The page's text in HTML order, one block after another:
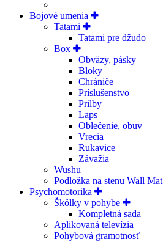
Bojové umenia
Tatami
Tatami pre džudo
Box
Obväzy, pásky
Bloky
Chrániče
Príslušenstvo
Prilby
Laps
Oblečenie, obuv
Vrecia
Rukavice
Závažia
Wushu
Podložka na stenu Wall Mat
Psychomotorika
Škôlky v pohybe
Kompletná sada
Aplikovaná televízia
Pohybová gramotnosť